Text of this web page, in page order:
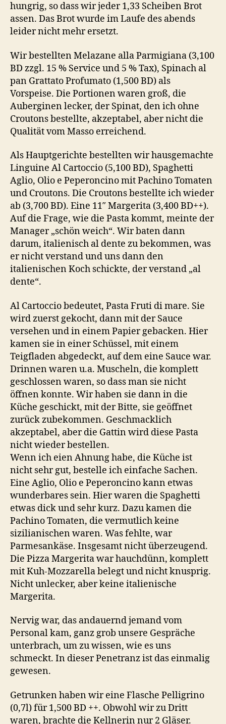
hungrig, so dass wir jeder 1,33 Scheiben Brot
assen. Das Brot wurde im Laufe des abends
leider nicht mehr ersetzt.
Wir bestellten Melazane alla Parmigiana (3,100
BD zzgl. 15 % Service und 5 % Tax), Spinach al
pan Grattato Profumato (1,500 BD) als
Vorspeise. Die Portionen waren groß, die
Auberginen lecker, der Spinat, den ich ohne
Croutons bestellte, akzeptabel, aber nicht die
Qualität vom Masso erreichend.
Als Hauptgerichte bestellten wir hausgemachte
Linguine Al Cartoccio (5,100 BD), Spaghetti
Aglio, Olio e Peperoncino mit Pachino Tomaten
und Croutons. Die Croutons bestellte ich wieder
ab (3,700 BD). Eine 11″ Margerita (3,400 BD++).
Auf die Frage, wie die Pasta kommt, meinte der
Manager „schön weich“. Wir baten dann
darum, italienisch al dente zu bekommen, was
er nicht verstand und uns dann den
italienischen Koch schickte, der verstand „al
dente“.
Al Cartoccio bedeutet, Pasta Fruti di mare. Sie
wird zuerst gekocht, dann mit der Sauce
versehen und in einem Papier gebacken. Hier
kamen sie in einer Schüssel, mit einem
Teigfladen abgedeckt, auf dem eine Sauce war.
Drinnen waren u.a. Muscheln, die komplett
geschlossen waren, so dass man sie nicht
öffnen konnte. Wir haben sie dann in die
Küche geschickt, mit der Bitte, sie geöffnet
zurück zubekommen. Geschmacklich
akzeptabel, aber die Gattin wird diese Pasta
nicht wieder bestellen.
Wenn ich eien Ahnung habe, die Küche ist
nicht sehr gut, bestelle ich einfache Sachen.
Eine Aglio, Olio e Peperoncino kann etwas
wunderbares sein. Hier waren die Spaghetti
etwas dick und sehr kurz. Dazu kamen die
Pachino Tomaten, die vermutlich keine
sizilianischen waren. Was fehlte, war
Parmesankäse. Insgesamt nicht überzeugend.
Die Pizza Margerita war hauchdünn, komplett
mit Kuh-Mozzarella belegt und nicht knusprig.
Nicht unlecker, aber keine italienische
Margerita.
Nervig war, das andauernd jemand vom
Personal kam, ganz grob unsere Gespräche
unterbrach, um zu wissen, wie es uns
schmeckt. In dieser Penetranz ist das einmalig
gewesen.
Getrunken haben wir eine Flasche Pelligrino
(0,7l) für 1,500 BD ++. Obwohl wir zu Dritt
waren, brachte die Kellnerin nur 2 Gläser.